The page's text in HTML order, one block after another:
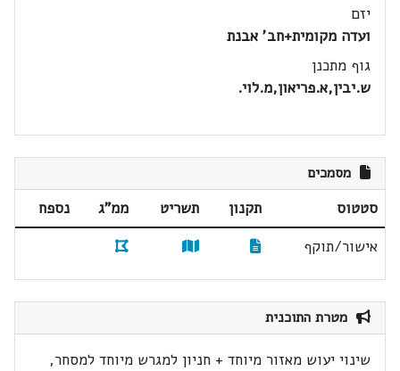
יזם
ועדה מקומית+חב' אבנת
גוף מתכנן
ש.יבין,א.פריאון,מ.לוי.
מסמכים
סטטוס תקנון תשריט ממ"ג
נספח
אישור/תוקף
מטרת התוכנית
שינוי יעוש מאזור מיוחד + חניון למגרש מיוחד למסחר,